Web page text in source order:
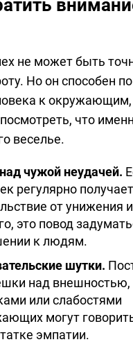
не может быть
Но он способен
к окружающим,
что
веселье.
чужой неудачей.
регулярно получает
от унижения
это повод
к людям.
шутки.
над внешностью,
или слабостями
могут
эмпатии.